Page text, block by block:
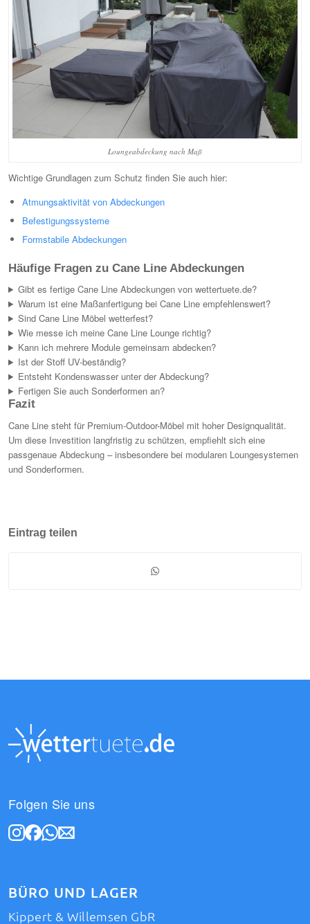
Loungeabdeckung nach Maß
Wichtige Grundlagen zum Schutz finden Sie auch hier:
Atmungsaktivität von Abdeckungen
Befestigungssysteme
Formstabile Abdeckungen
Häufige Fragen zu Cane Line Abdeckungen
Gibt es fertige Cane Line Abdeckungen von wettertuete.de?
Warum ist eine Maßanfertigung bei Cane Line empfehlenswert?
Sind Cane Line Möbel wetterfest?
Wie messe ich meine Cane Line Lounge richtig?
Kann ich mehrere Module gemeinsam abdecken?
Ist der Stoff UV-beständig?
Entsteht Kondenswasser unter der Abdeckung?
Fertigen Sie auch Sonderformen an?
Fazit
Cane Line steht für Premium-Outdoor-Möbel mit hoher Designqualität.
Um diese Investition langfristig zu schützen, empfiehlt sich eine
passgenaue Abdeckung – insbesondere bei modularen Loungesystemen
und Sonderformen.
Eintrag teilen
Folgen Sie uns
BÜRO UND LAGER
Kippert & Willemsen GbR